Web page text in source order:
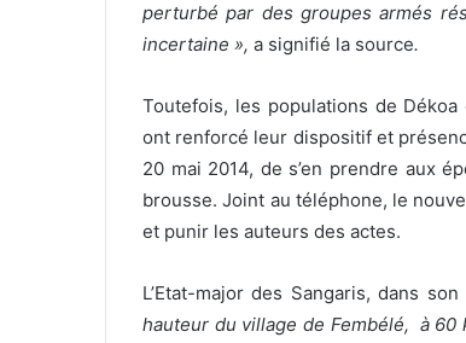
perturbé par des groupes armés
incertaine », a signifié la source.
Toutefois, les populations de
ont renforcé leur dispositif et
20 mai 2014, de s’en prendre aux
brousse. Joint au téléphone, le
et punir les auteurs des actes.
L’Etat-major des Sangaris, dans
hauteur du village de Fembélé, à 60